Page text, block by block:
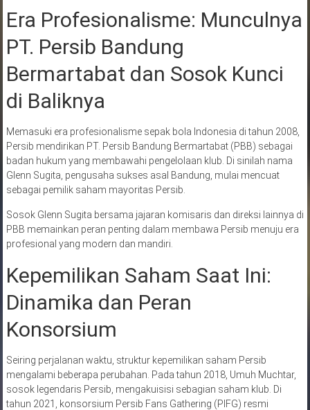
Era Profesionalisme: Munculnya
PT. Persib Bandung
Bermartabat dan Sosok Kunci
di Baliknya
Memasuki era profesionalisme sepak bola Indonesia di tahun 2008,
Persib mendirikan PT. Persib Bandung Bermartabat (PBB) sebagai
badan hukum yang membawahi pengelolaan klub. Di sinilah nama
Glenn Sugita, pengusaha sukses asal Bandung, mulai mencuat
sebagai pemilik saham mayoritas Persib.
Sosok Glenn Sugita bersama jajaran komisaris dan direksi lainnya di
PBB memainkan peran penting dalam membawa Persib menuju era
profesional yang modern dan mandiri.
Kepemilikan Saham Saat Ini:
Dinamika dan Peran
Konsorsium
Seiring perjalanan waktu, struktur kepemilikan saham Persib
mengalami beberapa perubahan. Pada tahun 2018, Umuh Muchtar,
sosok legendaris Persib, mengakuisisi sebagian saham klub. Di
tahun 2021, konsorsium Persib Fans Gathering (PIFG) resmi